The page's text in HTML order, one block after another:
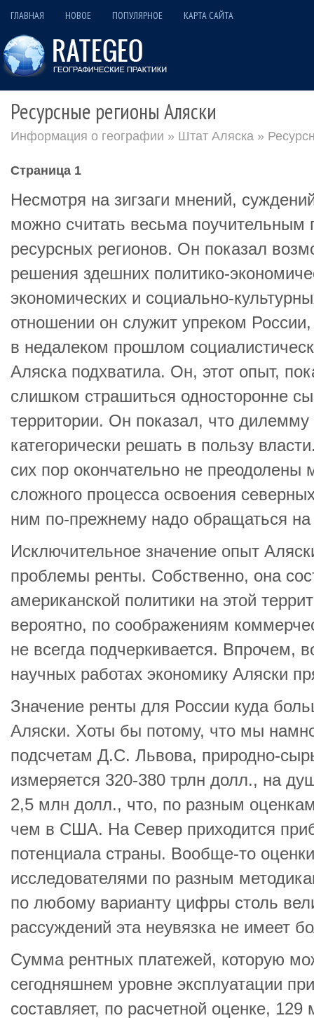
ГЛАВНАЯ НОВОЕ ПОПУЛЯРНОЕ КАРТА САЙТА
Ресурсные регионы Аляски
Информация о географии » Штат Аляска »
Страница 1
Несмотря на зигзаги мнений,
можно считать весьма поучительным
ресурсных регионов. Он показал
решения здешних политико-
экономических и социально-
отношении он служит упреком
в недалеком прошлом
Аляска подхватила. Он, этот опыт,
слишком страшиться односторонне
территории. Он показал, что дилемму
категорически решать в пользу
сих пор окончательно не преодолены
сложного процесса освоения
ним по-прежнему надо обращаться
Исключительное значение опыт
проблемы ренты. Собственно, она
американской политики на этой
вероятно, по соображениям
не всегда подчеркивается. Впрочем,
научных работах экономику Аляски
Значение ренты для России куда
Аляски. Хоты бы потому, что мы
подсчетам Д.С. Львова, природно-
измеряется 320-380 трлн долл., на
2,5 млн долл., что, по разным
чем в США. На Север приходится
потенциала страны. Вообще-то
исследователями по разным
по любому варианту цифры столь
рассуждений эта неувязка не имеет
Сумма рентных платежей, которую
сегодняшнем уровне эксплуатации
составляет, по расчетной оценке,